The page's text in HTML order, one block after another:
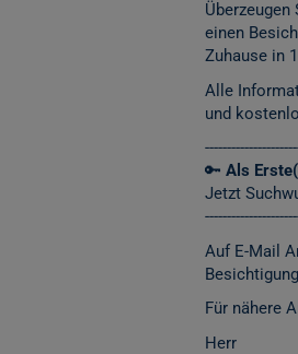
einen
Zuhause in
Alle
und
🔑 Als
Jetzt
Auf E-Mail
Für nähere
Herr